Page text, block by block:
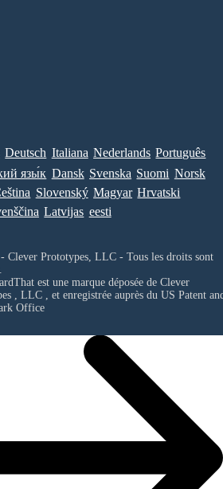
Deutsch Italiana Nederlands Português
язы́к Dansk Svenska Suomi Norsk
Slovenský Magyar Hrvatski
Latvijas eesti
Clever Prototypes, LLC - Tous les droits sont
est une marque déposée de Clever
, LLC, et enregistrée auprès du US Patent
Office